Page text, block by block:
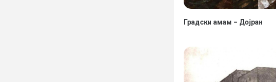
Градски амам – Дојран